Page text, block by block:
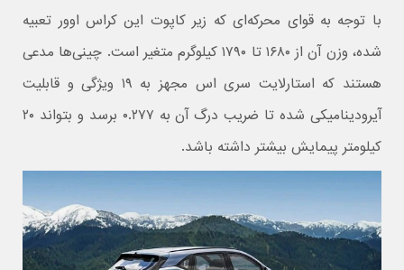
با توجه به قوای محرکه‌ای که زیر کاپوت این کراس اوور تعبیه
شده، وزن آن از ۱۶۸۰ تا ۱۷۹۰ کیلوگرم متغیر است. چینی‌ها مدعی
هستند که استارلایت سری اس مجهز به ۱۹ ویژگی و قابلیت
آیرودینامیکی شده تا ضریب درگ آن به ۰.۲۷۷ برسد و بتواند ۲۰
کیلومتر پیمایش بیشتر داشته باشد.